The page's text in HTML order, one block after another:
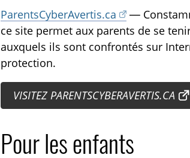
ParentsCyberAvertis.ca
—
ce site permet aux parents de se
auxquels ils sont confrontés sur
protection.
VISITEZ PARENTSCYBERAVERTIS.CA
Pour les enfants